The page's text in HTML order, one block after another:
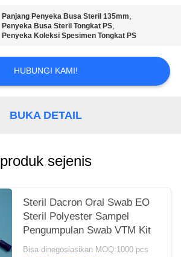
Panjang Penyeka Busa Steril 135mm,
Penyeka Busa Steril Tongkat PS,
Penyeka Koleksi Spesimen Tongkat PS
HUBUNGI KAMI!
BUKA DETAIL
produk sejenis
Steril Dacron Oral Swab EO
Steril Polyester Sampel
Pengumpulan Swab VTM Kit
Bisa dinegosiasikan MOQ:1000 pcs